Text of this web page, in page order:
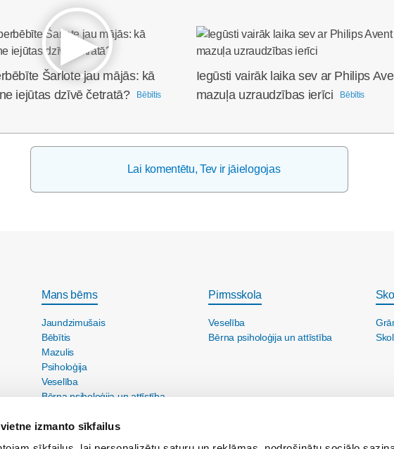
izmanto sīkfailus
Šarlote jau mājās: kā
iejūtas dzīvē četratā?
Bēbītis
Iegūsti vairāk laika sev ar Philips
mazuļa uzraudzības ierīci
Bēbītis
Lai komentētu, Tev ir jāielogojas
Mans bērns
Jaundzimušais
Bēbītis
Mazulis
Psiholoģija
Veselība
Bērna psiholoģija un attīstība
Pirmsskola
Veselība
Bērna psiholoģija un attīstība